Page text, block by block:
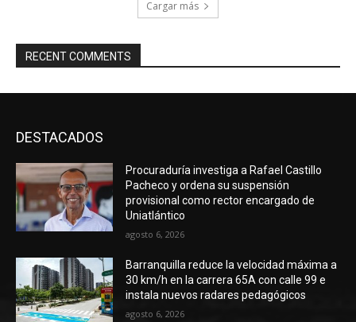
Cargar más
RECENT COMMENTS
DESTACADOS
Procuraduría investiga a Rafael Castillo
Pacheco y ordena su suspensión
provisional como rector encargado de
Uniatlántico
agosto 6, 2026
Barranquilla reduce la velocidad máxima a
30 km/h en la carrera 65A con calle 99 e
instala nuevos radares pedagógicos
agosto 6, 2026